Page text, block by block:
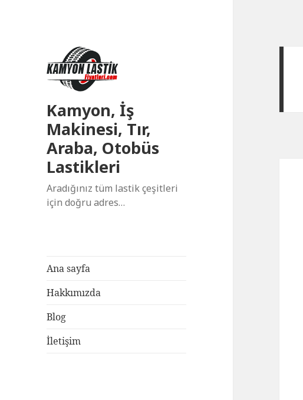
Kamyon, İş
Makinesi, Tır,
Araba, Otobüs
Lastikleri
Aradığınız tüm lastik çeşitleri
için doğru adres…
Ana sayfa
Hakkımızda
Blog
İletişim